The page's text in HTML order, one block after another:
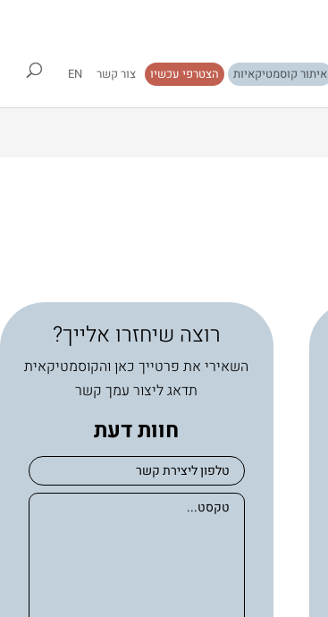
איתור קוסמטיקאיות הצטרפי עכשיו צור קשר EN
רוצה שיחזרו אלייך?
השאירי את פרטייך כאן והקוסמטיקאית
תדאג ליצור עמך קשר
חוות דעת